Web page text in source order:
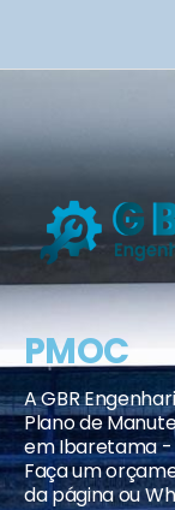
PMOC
A GBR
Plano de
em Ibaretama -
Faça um
da página ou